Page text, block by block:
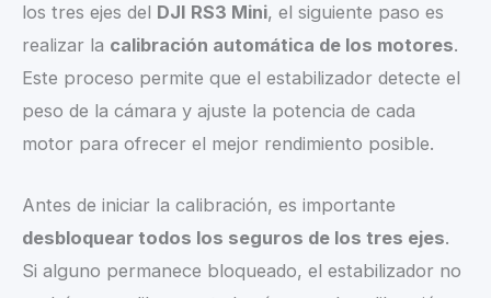
los tres ejes del DJI RS3 Mini, el siguiente paso es
realizar la calibración automática de los motores.
Este proceso permite que el estabilizador detecte el
peso de la cámara y ajuste la potencia de cada
motor para ofrecer el mejor rendimiento posible.
Antes de iniciar la calibración, es importante
desbloquear todos los seguros de los tres ejes.
Si alguno permanece bloqueado, el estabilizador no